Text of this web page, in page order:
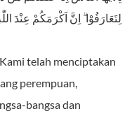
لِتَعَارَفُوْا ۗ اِنَّ اَكْرَمَكُمْ عِنْدَ
telah menciptakan
perempuan,
bangsa dan